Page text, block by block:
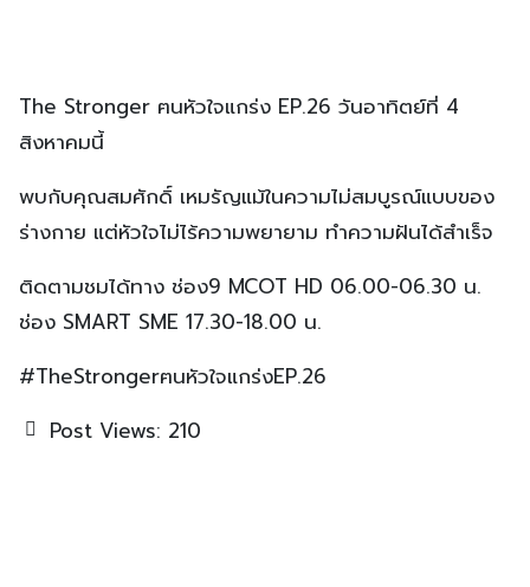
The Stronger ฅนหัวใจแกร่ง EP.26 วันอาทิตย์ที่ 4
สิงหาคมนี้
พบกับคุณสมศักดิ์ เหมรัญแม้ในความไม่สมบูรณ์แบบของ
ร่างกาย แต่หัวใจไม่ไร้ความพยายาม ทำความฝันได้สำเร็จ
ติดตามชมได้ทาง ช่อง9 MCOT HD 06.00-06.30 น.
ช่อง SMART SME 17.30-18.00 น.
#TheStrongerฅนหัวใจแกร่งEP.26
Post Views: 210